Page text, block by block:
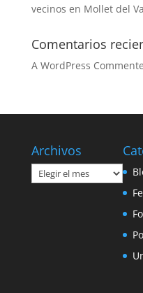
vecinos en Mollet del
Comentarios
A WordPress
Archivos
Archivos